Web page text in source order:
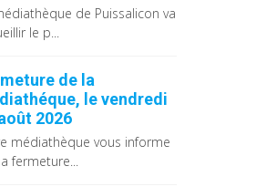
de Puissalicon va
le p...
de la
le vendredi
2026
médiathèque vous informe
fermeture...